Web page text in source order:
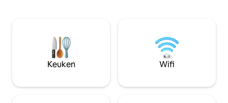
met high-end afwerkingen met behoud
van het historische karakter van zijn
verleden als koetshuis. Je komt het
appartement binnen via een gang met
Boven is er een grote
hebben in dit onlangs gerenoveerde
juweeltje. We
hoge kwaliteit en
slaapkamers en
Keuken Wifi